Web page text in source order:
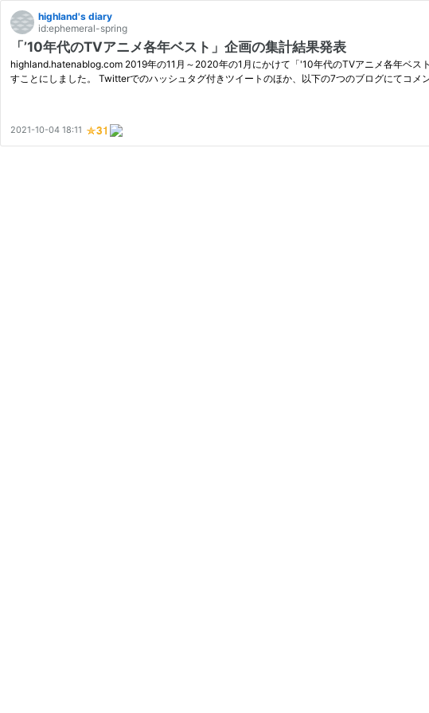
highland's diary
id:ephemeral-spring
「’10年代のTVアニメ各年ベスト」企画の集計結果発表
highland.hatenablog.com 2019年の11月～2020年の1月にかけて「'10年代のTVアニメ各年ベ
すことにしました。 Twitterでのハッシュタグ付きツイートのほか、以下の7つのブログにてコメ
2021-10-04 18:11